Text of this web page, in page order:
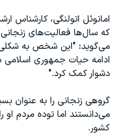
امانوئل اتولنگی، کار‌شناس
که سال‌ها فعالیت‌های
می‌گوید: "این شخص به شکلی
ادامه حیات جمهوری اسلامی
دشوار کمک کرد."
گروهی زنجانی را به عنوان
می‌دانستند اما توده مردم او
کشور.